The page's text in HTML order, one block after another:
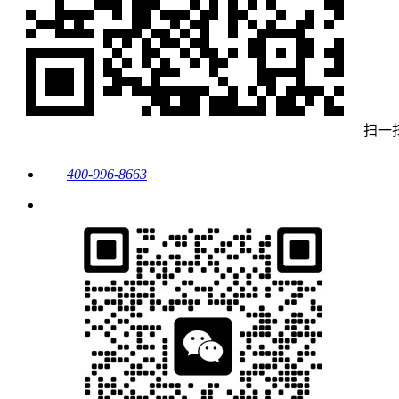
扫一
400-996-8663